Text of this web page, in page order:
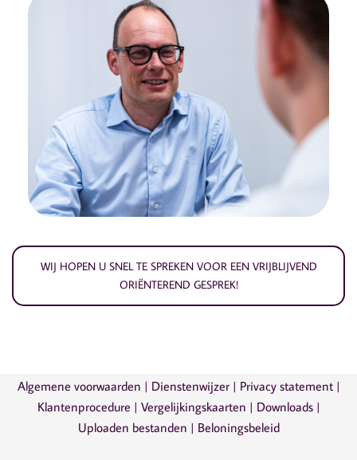
WIJ HOPEN U SNEL TE SPREKEN VOOR EEN VRIJBLIJVEND
ORIËNTEREND GESPREK!
Algemene voorwaarden | Dienstenwijzer| Privacy statement|
Klantenprocedure | Vergelijkingskaarten | Downloads|
Uploaden bestanden | Beloningsbeleid